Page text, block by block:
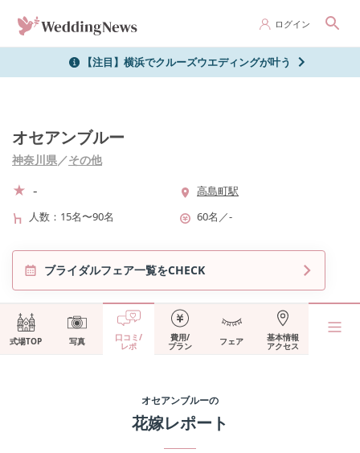
ログイン
【注目】横浜でクルーズウエディングが叶う
オセアンブルー
神奈川県／その他
-
高島町駅
人数
15名〜90名 60名 ／-
ブライダルフェア一覧をCHECK
式場TOP 写真 口コミ/
レポ
費用/
プラン フェア 基本情報
アクセス
オセアンブルーの
花嫁レポート